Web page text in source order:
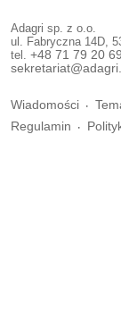
Adagri sp. z o.o.
ul. Fabryczna 14D,
tel. +48 71 79 20
Wiadomości
Regulamin